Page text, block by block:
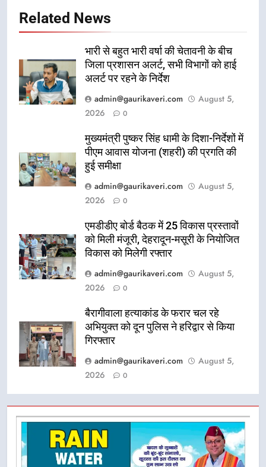
Related News
भारी से बहुत भारी वर्षा की चेतावनी के बीच
जिला प्रशासन अलर्ट, सभी विभागों को हाई
अलर्ट पर रहने के निर्देश
admin@gaurikaveri.com
August 5,
2026
0
मुख्यमंत्री पुष्कर सिंह धामी के दिशा-निर्देशों में
पीएम आवास योजना (शहरी) की प्रगति की
हुई समीक्षा
admin@gaurikaveri.com
August 5,
2026
0
एमडीडीए बोर्ड बैठक में 25 विकास प्रस्तावों
को मिली मंजूरी, देहरादून-मसूरी के नियोजित
विकास को मिलेगी रफ्तार
admin@gaurikaveri.com
August 5,
2026
0
बैरागीवाला हत्याकांड के फरार चल रहे
अभियुक्त को दून पुलिस ने हरिद्वार से किया
गिरफ्तार
admin@gaurikaveri.com
August 5,
2026
0